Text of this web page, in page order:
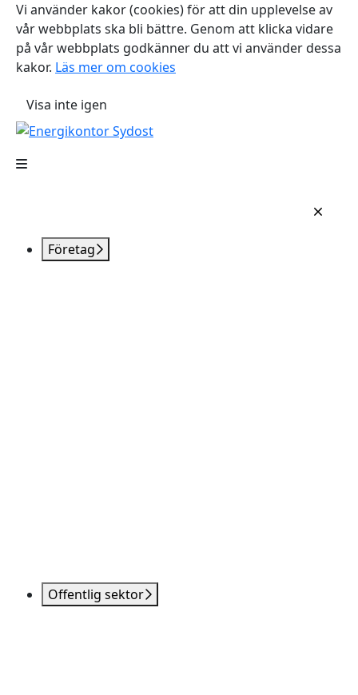
Vi använder kakor (cookies) för att din upplevelse av
vår webbplats ska bli bättre. Genom att klicka vidare
på vår webbplats godkänner du att vi använder dessa
kakor. Läs mer om cookies
Visa inte igen
Företag
Offentlig sektor